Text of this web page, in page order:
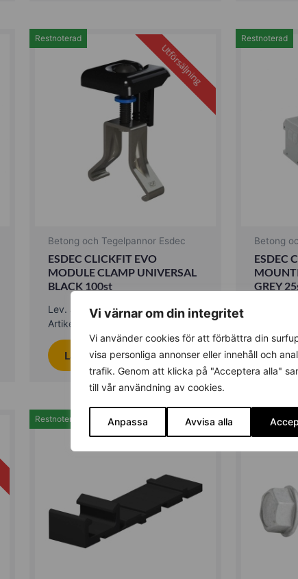
Vi värnar om din integritet
Vi använder cookies för att förbättra din
visa personliga annonser eller innehåll och
trafik. Genom att klicka på "Acceptera alla"
till vår användning av cookies.
Anpassa Avvisa alla
Utförsäljning
Betong och Tegelpannor Esdec
ESDEC CLICKFIT EVO
MODULE CLAMP UNIVERSAL
BLACK 100st
Lev. artikelnummer: 1008020-B
Artikelnummer: 503004
Restnoterad
Läs mer
Betong
ESDEC
GREY
Lev.
Restnoterad
Läs
Restnoterad Restnoterad